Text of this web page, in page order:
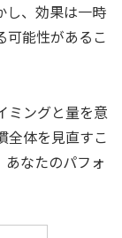
し、効果は一時
可能性があるこ
ミングと量を意
全体を見直すこ
あなたのパフォ